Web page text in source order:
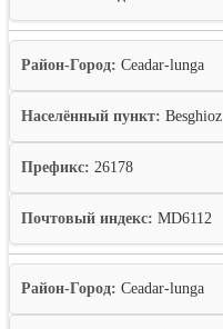
Район-Город: Ceadar-lunga
Населённый пункт: Besghioz
Префикс: 26178
Почтовый индекс: MD6112
Район-Город: Ceadar-lunga